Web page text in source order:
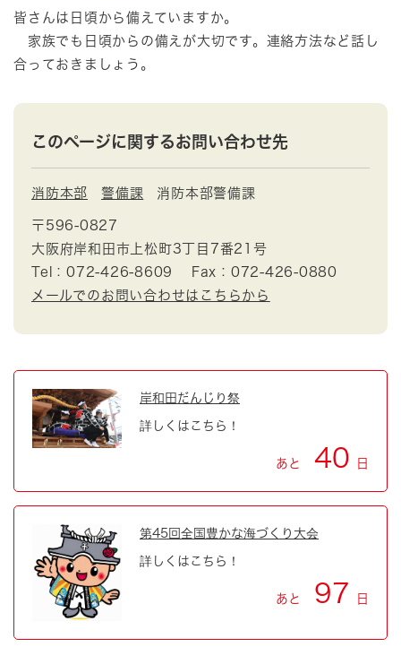
皆さんは日頃から備えていますか。
家族でも日頃からの備えが大切です。連絡方法など話し
合っておきましょう。
このページに関するお問い合わせ先
消防本部 警備課 消防本部警備課
〒596-0827
大阪府岸和田市上松町3丁目7番21号
Tel：072-426-8609
Fax：072-426-0880
メールでのお問い合わせはこちらから
岸和田だんじり祭
詳しくはこちら！
あと 40 日
第45回全国豊かな海づくり大会
詳しくはこちら！
あと 97 日